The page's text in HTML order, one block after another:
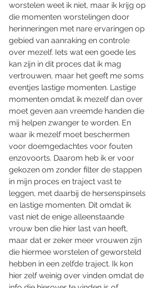
worstelen weet ik niet, maar ik krijg op
die momenten worstelingen door
herinneringen met nare ervaringen op
gebied van aanraking en controle
over mezelf. Iets wat een goede les
kan zijn in dit proces dat ik mag
vertrouwen, maar het geeft me soms
eventjes lastige momenten. Lastige
momenten omdat ik mezelf dan over
moet geven aan vreemde handen die
mij helpen zwanger te worden. En
waar ik mezelf moet beschermen
voor doemgedachtes voor fouten
enzovoorts. Daarom heb ik er voor
gekozen om zonder filter de stappen
in mijn proces en traject vast te
leggen, met daarbij de hersenspinsels
en lastige momenten. Dit omdat ik
vast niet de enige alleenstaande
vrouw ben die hier last van heeft,
maar dat er zeker meer vrouwen zijn
die hiermee worstelen of geworsteld
hebben in een zelfde traject. Ik kon
hier zelf weinig over vinden omdat de